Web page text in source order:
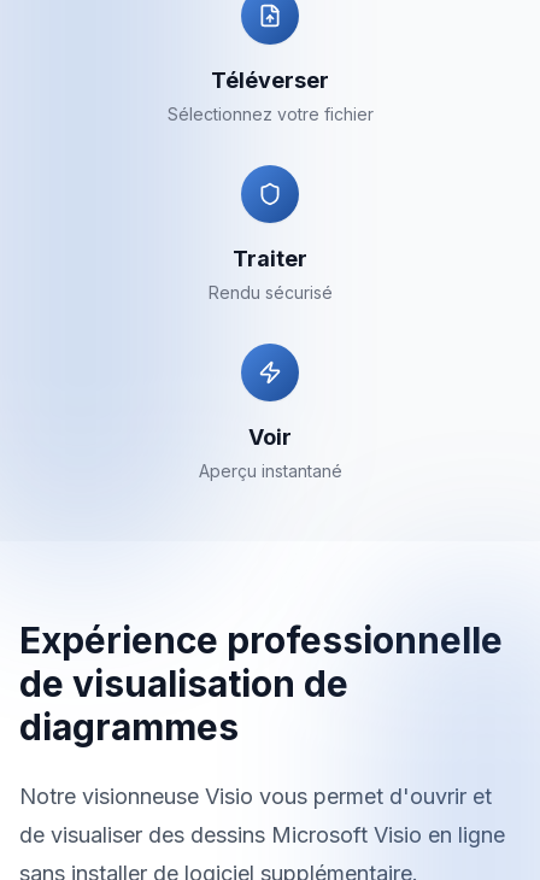
Téléverser
Sélectionnez votre fichier
Traiter
Rendu sécurisé
Voir
Aperçu instantané
Expérience professionnelle
de visualisation de
diagrammes
Notre visionneuse Visio vous permet d'ouvrir et
de visualiser des dessins Microsoft Visio en ligne
sans installer de logiciel supplémentaire.